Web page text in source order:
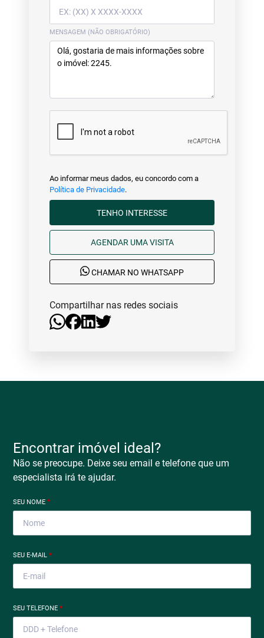
MENSAGEM (NÃO OBRIGATÓRIO)
Ao informar meus dados, eu concordo com a
Política de Privacidade.
TENHO INTERESSE
AGENDAR UMA VISITA
CHAMAR NO WHATSAPP
Compartilhar nas redes sociais
Encontrar imóvel ideal?
Não se preocupe. Deixe seu email e telefone que um
especialista irá te ajudar.
SEU NOME*
SEU E-MAIL*
SEU TELEFONE*